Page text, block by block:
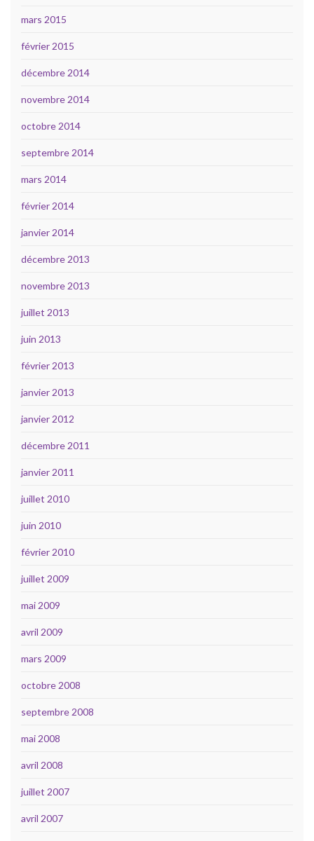
mars 2015
février 2015
décembre 2014
novembre 2014
octobre 2014
septembre 2014
mars 2014
février 2014
janvier 2014
décembre 2013
novembre 2013
juillet 2013
juin 2013
février 2013
janvier 2013
janvier 2012
décembre 2011
janvier 2011
juillet 2010
juin 2010
février 2010
juillet 2009
mai 2009
avril 2009
mars 2009
octobre 2008
septembre 2008
mai 2008
avril 2008
juillet 2007
avril 2007